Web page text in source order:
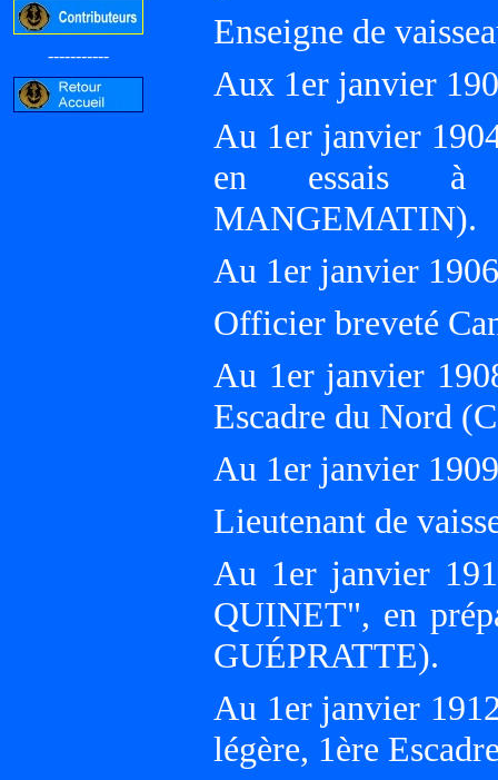
-----------
Enseigne de
Aux 1er janvier
Au 1er janvier
en essais à
MANGEMATIN).
Au 1er janvier
Officier breveté
Au 1er janvier
Escadre du Nord
Au 1er janvier
Lieutenant de
Au 1er janvier
QUINET", en
GUÉPRATTE).
Au 1er janvier
légère, 1ère